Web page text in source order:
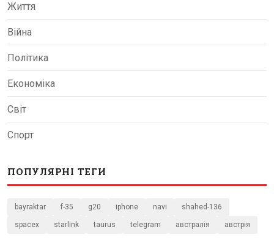
Життя
Війна
Політика
Економіка
Світ
Спорт
ПОПУЛЯРНІ ТЕГИ
bayraktar f-35 g20 iphone navi shahed-136
spacex starlink taurus telegram австралія австрія